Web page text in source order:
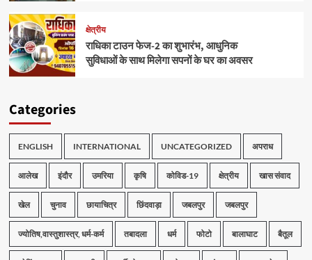
क्षेत्रीय
राधिका टाउन फेज-2 का शुभारंभ, आधुनिक
सुविधाओं के साथ मिलेगा सपनों के घर का अवसर
Categories
ENGLISH INTERNATIONAL UNCATEGORIZED अपराध
आलेख इंदौर उमरिया कृषि कोविड-19 क्षेत्रीय खास संवाद
खेल चुनाव छायाचित्र छिंदवाड़ा जबलपुर जबलपुर
ज्योतिष,वास्तुशास्त्र, धर्म-कर्म तबादला धर्म फोटो बालाघाट बैतूल